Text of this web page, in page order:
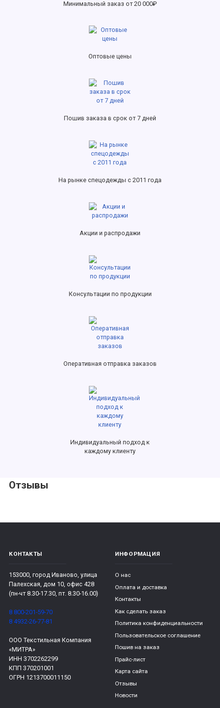
Минимальный заказ от 20 000₽
Оптовые цены
Пошив заказа в срок от 7 дней
На рынке спецодежды с 2011 года
Акции и распродажи
Консультации по продукции
Оперативная отправка заказов
Индивидуальный подход к
каждому клиенту
Отзывы
КОНТАКТЫ
153000, город Иваново, улица
Палехская, дом 10, офис 428
(пн-чт 8.30-17.30, пт. 8.30-16.00)
8 800-201-59-70
8 4932-26-77-81
ООО Текстильная Компания
«МИТРА»
ИНН 3702262299
КПП 370201001
ОГРН 1213700011150
ИНФОРМАЦИЯ
О нас
Оплата и доставка
Контакты
Как сделать заказ
Политика конфиденциальности
Пользовательское соглашение
Пошив на заказ
Прайс-лист
Карта сайта
Отзывы
Новости